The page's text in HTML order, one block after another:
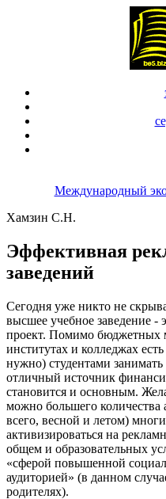
Международный
Хамзин С.Н.
Эффективная
заведений
Сегодня уже никто не
высшее учебное заведение -
проект. Помимо бюджетных
институтах и колледжах
нужно) студентами
отличный источник
становится и основным.
можно большего количества
всего, весной и летом)
активизироваться на
общем и образовательных
«сферой повышенной
аудиторией» (в данном
родителях).